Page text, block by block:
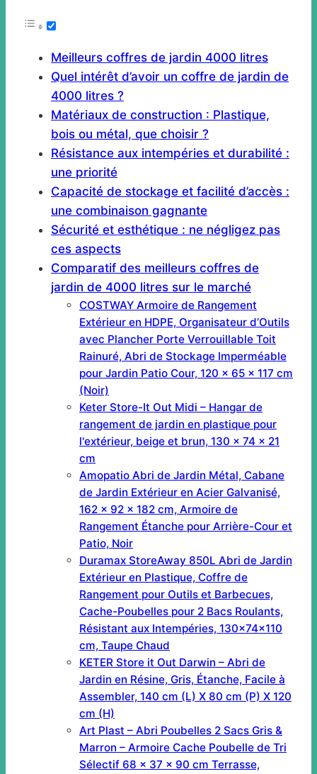
Meilleurs coffres de jardin 4000 litres
Quel intérêt d’avoir un coffre de jardin de
4000 litres ?
Matériaux de construction : Plastique,
bois ou métal, que choisir ?
Résistance aux intempéries et durabilité :
une priorité
Capacité de stockage et facilité d’accès :
une combinaison gagnante
Sécurité et esthétique : ne négligez pas
ces aspects
Comparatif des meilleurs coffres de
jardin de 4000 litres sur le marché
COSTWAY Armoire de Rangement
Extérieur en HDPE, Organisateur d’Outils
avec Plancher Porte Verrouillable Toit
Rainuré, Abri de Stockage Imperméable
pour Jardin Patio Cour, 120 x 65 x 117 cm
(Noir)
Keter Store-It Out Midi – Hangar de
rangement de jardin en plastique pour
l'extérieur, beige et brun, 130 x 74 x 21
cm
Amopatio Abri de Jardin Métal, Cabane
de Jardin Extérieur en Acier Galvanisé,
162 x 92 x 182 cm, Armoire de
Rangement Étanche pour Arrière-Cour et
Patio, Noir
Duramax StoreAway 850L Abri de Jardin
Extérieur en Plastique, Coffre de
Rangement pour Outils et Barbecues,
Cache-Poubelles pour 2 Bacs Roulants,
Résistant aux Intempéries, 130x74x110
cm, Taupe Chaud
KETER Store it Out Darwin – Abri de
Jardin en Résine, Gris, Étanche, Facile à
Assembler, 140 cm (L) X 80 cm (P) X 120
cm (H)
Art Plast – Abri Poubelles 2 Sacs Gris &
Marron – Armoire Cache Poubelle de Tri
Sélectif 68 x 37 x 90 cm Terrasse,